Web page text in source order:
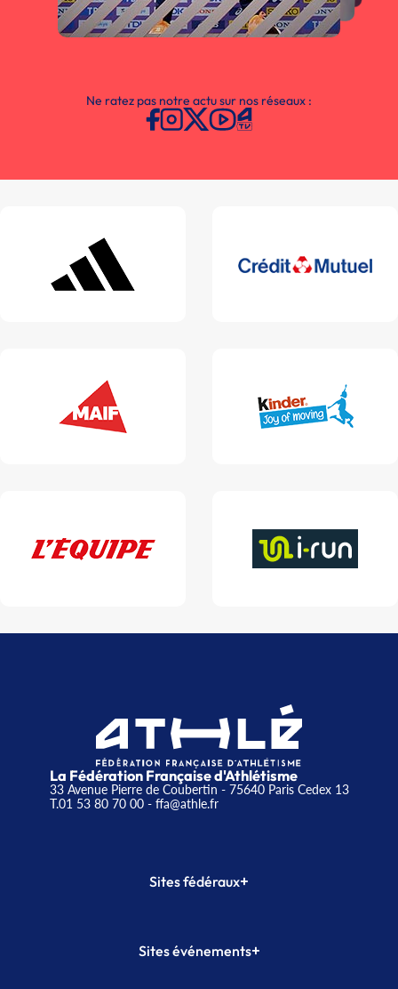
Ne ratez pas notre actu sur nos réseaux :
La Fédération Française d'Athlétisme
33 Avenue Pierre de Coubertin - 75640 Paris Cedex 13
T.01 53 80 70 00- ffa@athle.fr
Sites fédéraux+
Plateforme Formation
Sites événements+